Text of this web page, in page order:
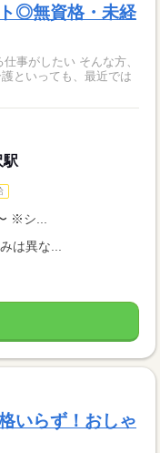
◎無資格・未経
い そんな方、
駅
※シ...
は異な...
いらず！おしゃ